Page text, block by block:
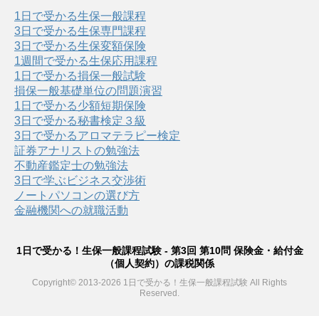
1日で受かる生保一般課程
3日で受かる生保専門課程
3日で受かる生保変額保険
1週間で受かる生保応用課程
1日で受かる損保一般試験
損保一般基礎単位の問題演習
1日で受かる少額短期保険
3日で受かる秘書検定３級
3日で受かるアロマテラピー検定
証券アナリストの勉強法
不動産鑑定士の勉強法
3日で学ぶビジネス交渉術
ノートパソコンの選び方
金融機関への就職活動
1日で受かる！生保一般課程試験 - 第3回 第10問 保険金・給付金
（個人契約）の課税関係
Copyright© 2013-2026 1日で受かる！生保一般課程試験 All Rights
Reserved.